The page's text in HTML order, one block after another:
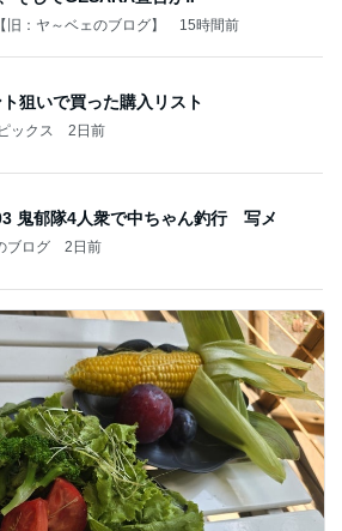
旧：ヤ～ベェのブログ】 15時間前
狙いで買った購入リスト
ックス 2日前
20260803 鬼郁隊4人衆で中ちゃん釣行 写メ
ブログ 2日前